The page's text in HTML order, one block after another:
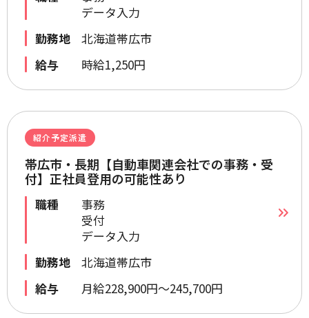
データ入力
勤務地
北海道帯広市
給与
時給1,250円
紹介予定派遣
帯広市・長期【自動車関連会社での事務・受
付】正社員登用の可能性あり
職種
事務
受付
データ入力
勤務地
北海道帯広市
給与
月給228,900円～245,700円